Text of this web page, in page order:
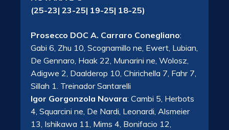
(25-23| 23-25| 19-25| 18-25)
Prosecco DOC A. Carraro Conegliano:
Gabi 6, Zhu 10, Scognamillo ne, Ewert, Lubian,
De Gennaro, Haak 22, Munarini ne, Wolosz,
Adigwe 2, Daalderop 10, Chirichella 7, Fahr 7,
Sillah 1. Treinador Santarelli
Igor Gorgonzola Novara: Cambi 5, Herbots
4, Squarcini ne, De Nardi, Leonardi, Alsmeier
13, Ishikawa 11, Mims 4, Bonifacio 12,